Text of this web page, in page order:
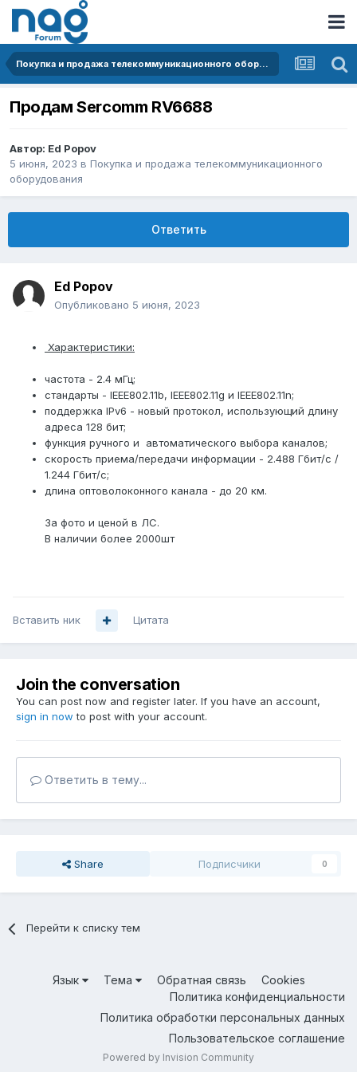
Покупка и продажа телекоммуникационного оборудования
Продам Sercomm RV6688
Автор: Ed Popov
5 июня, 2023 в Покупка и продажа телекоммуникационного
оборудования
Ответить
Ed Popov
Опубликовано 5 июня, 2023
Характеристики:
частота - 2.4 мГц;
стандарты - IEEE802.11b, IEEE802.11g и IEEE802.11n;
поддержка IPv6 - новый протокол, использующий длину
адреса 128 бит;
функция ручного и автоматического выбора каналов;
скорость приема/передачи информации - 2.488 Гбит/с /
1.244 Гбит/с;
длина оптоволоконного канала - до 20 км.
За фото и ценой в ЛС.
В наличии более 2000шт
Вставить ник Цитата
Join the conversation
You can post now and register later. If you have an account,
sign in now to post with your account.
Ответить в тему...
Share Подписчики 0
Перейти к списку тем
Язык Тема Обратная связь
Cookies
Политика конфиденциальности
Политика обработки персональных данных
Пользовательское соглашение
Powered by Invision Community